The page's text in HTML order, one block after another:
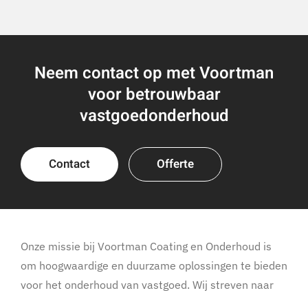
Neem contact op met Voortman
voor betrouwbaar
vastgoedonderhoud
Contact Offerte
Onze missie bij Voortman Coating en Onderhoud is
om hoogwaardige en duurzame oplossingen te bieden
voor het onderhoud van vastgoed. Wij streven naar